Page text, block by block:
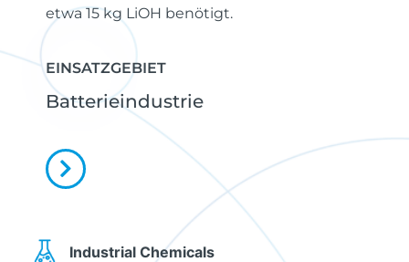
etwa 15 kg LiOH benötigt.
EINSATZGEBIET
Batterieindustrie
Industrial Chemicals